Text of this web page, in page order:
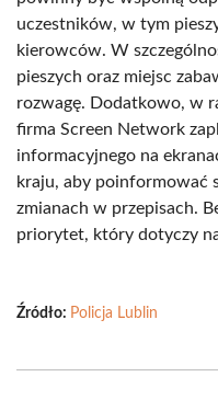
uczestników, w tym
kierowców. W
pieszych oraz miejsc
rozwagę. Dodatkowo, w
firma Screen Network
informacyjnego na
kraju, aby poinformować
zmianach w przepisach.
priorytet, który dotyczy
Źródło: Policja Lublin